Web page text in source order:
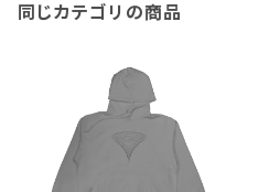
同じカテゴリの商品